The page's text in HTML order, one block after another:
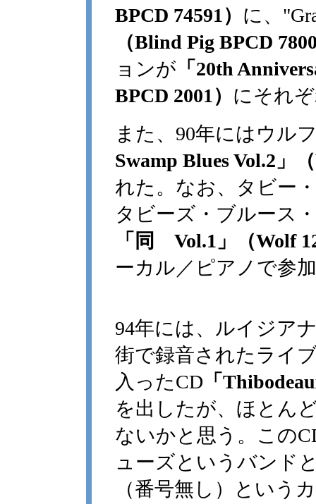
BPCD 74591） に、
（Blind Pig BPCD
ョンが 「20th
BPCD 2001） にそれ
また、90年にはウル
Swamp Blues Vol.2」
れた。なお、タビー
タビーズ・ブルース
「同 Vol.1」（Wolf
ーカル／ピアノで参
94年には、ルイジア
街で録音されたライ
入ったCD 「
を出したが、ほとん
ないかと思う。この
ューズというバンド
（番号無し）という